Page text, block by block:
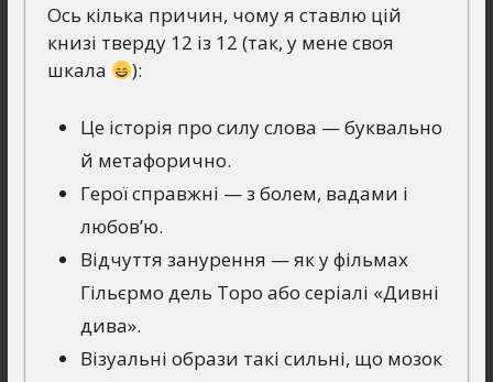
Ось кілька причин, чому я ставлю цій
книзі тверду 12 із 12 (так, у мене своя
шкала
):
Це історія про силу слова — буквально
й метафорично.
Герої справжні — з болем, вадами і
любов’ю.
Відчуття занурення — як у фільмах
Гільєрмо дель Торо або серіалі «Дивні
дива».
Візуальні образи такі сильні, що мозок